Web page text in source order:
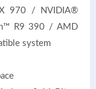
970 / NVIDIA®
R9 390 / AMD
system